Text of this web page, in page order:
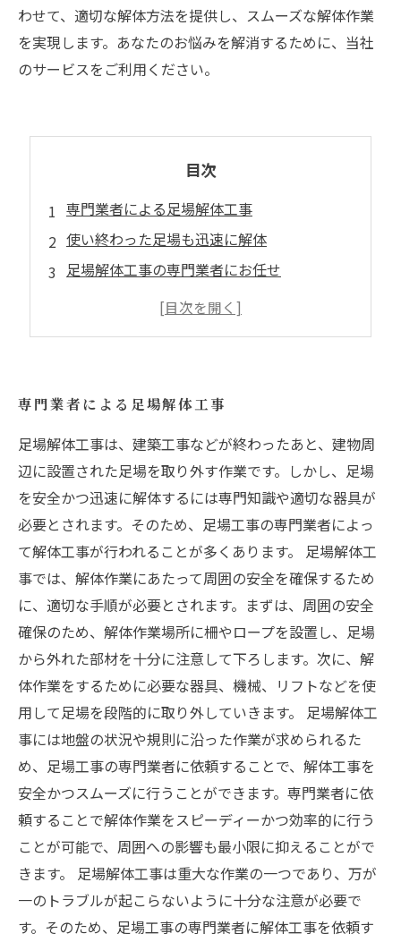
わせて、適切な解体方法を提供し、スムーズな解体作業
を実現します。あなたのお悩みを解消するために、当社
のサービスをご利用ください。
目次
専門業者による足場解体工事
使い終わった足場も迅速に解体
足場解体工事の専門業者にお任せ
使い終わった足場の解体にお困りの方へ
専門業者による足場解体工事
足場解体工事は、建築工事などが終わったあと、建物周
辺に設置された足場を取り外す作業です。しかし、足場
を安全かつ迅速に解体するには専門知識や適切な器具が
必要とされます。そのため、足場工事の専門業者によっ
て解体工事が行われることが多くあります。 足場解体工
事では、解体作業にあたって周囲の安全を確保するため
に、適切な手順が必要とされます。まずは、周囲の安全
確保のため、解体作業場所に柵やロープを設置し、足場
から外れた部材を十分に注意して下ろします。次に、解
体作業をするために必要な器具、機械、リフトなどを使
用して足場を段階的に取り外していきます。 足場解体工
事には地盤の状況や規則に沿った作業が求められるた
め、足場工事の専門業者に依頼することで、解体工事を
安全かつスムーズに行うことができます。専門業者に依
頼することで解体作業をスピーディーかつ効率的に行う
ことが可能で、周囲への影響も最小限に抑えることがで
きます。 足場解体工事は重大な作業の一つであり、万が
一のトラブルが起こらないように十分な注意が必要で
す。そのため、足場工事の専門業者に解体工事を依頼す